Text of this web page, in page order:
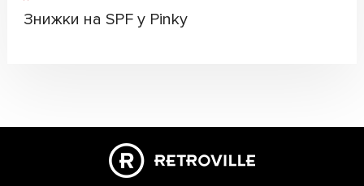
Знижки на SPF у Pinky